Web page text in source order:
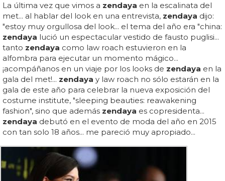
La última vez que vimos a zendaya en la escalinata del
met... al hablar del look en una entrevista, zendaya dijo:
"estoy muy orgullosa del look... el tema del año era "china:
zendaya lució un espectacular vestido de fausto puglisi...
tanto zendaya como law roach estuvieron en la
alfombra para ejecutar un momento mágico...
¡acompáñanos en un viaje por los looks de zendaya en la
gala del met!... zendaya y law roach no sólo estarán en la
gala de este año para celebrar la nueva exposición del
costume institute, "sleeping beauties: reawakening
fashion", sino que además zendaya es copresidenta...
zendaya debutó en el evento de moda del año en 2015
con tan solo 18 años... me pareció muy apropiado...